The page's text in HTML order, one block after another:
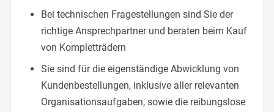
Bei technischen Fragestellungen sind Sie der
richtige Ansprechpartner und beraten beim Kauf
von Kompletträdern
Sie sind für die eigenständige Abwicklung von
Kundenbestellungen, inklusive aller relevanten
Organisationsaufgaben, sowie die reibungslose